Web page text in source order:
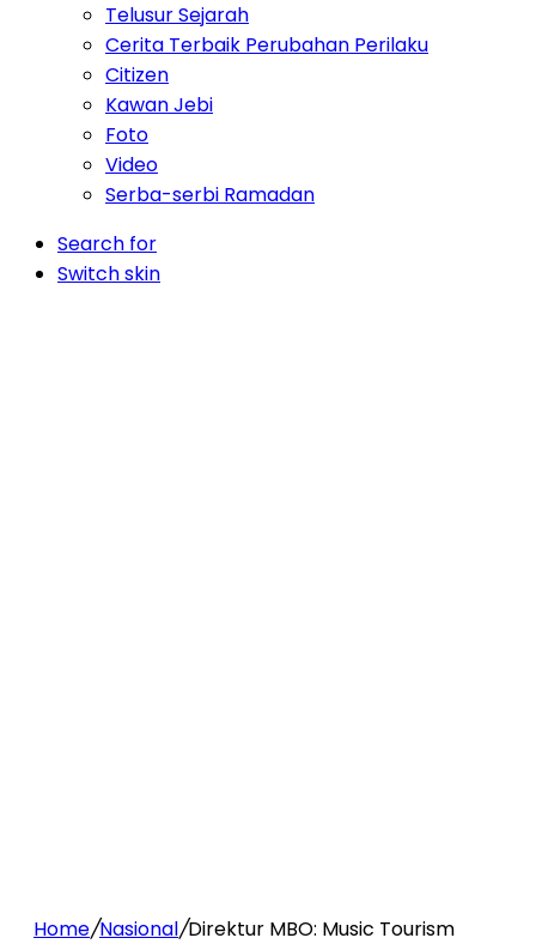
Telusur Sejarah
Cerita Terbaik Perubahan Perilaku
Citizen
Kawan Jebi
Foto
Video
Serba-serbi Ramadan
Search for
Switch skin
Home/Nasional/Direktur MBO: Music Tourism